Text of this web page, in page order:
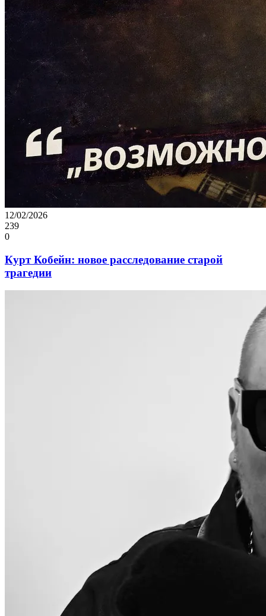
12/02/2026
239
0
Курт Кобейн: новое расследование старой
трагедии